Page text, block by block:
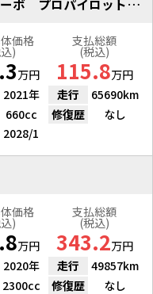
価格
)
万円
支払総額
(税込)
115.8万円
2021年 走行
65690km
660cc 修復歴
なし
2028/1
価格
)
万円
支払総額
(税込)
343.2万円
2020年 走行
49857km
2300cc 修復歴
なし